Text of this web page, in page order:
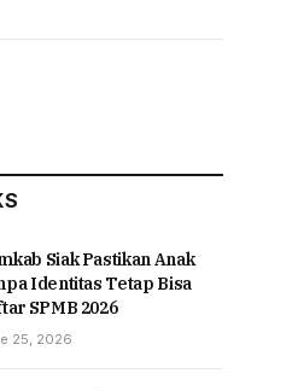
Siak Pastikan Anak
Identitas Tetap Bisa
SPMB 2026
25, 2026